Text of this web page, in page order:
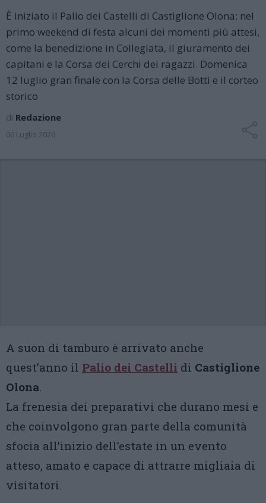
È iniziato il Palio dei Castelli di Castiglione Olona: nel
primo weekend di festa alcuni dei momenti più attesi,
come la benedizione in Collegiata, il giuramento dei
capitani e la Corsa dei Cerchi dei ragazzi. Domenica
12 luglio gran finale con la Corsa delle Botti e il corteo
storico
di Redazione
06 Luglio 2026
A suon di tamburo è arrivato anche
quest’anno il Palio dei Castelli di Castiglione
Olona.
La frenesia dei preparativi che durano mesi e
che coinvolgono gran parte della comunità
sfocia all’inizio dell’estate in un evento
atteso, amato e capace di attrarre migliaia di
visitatori.